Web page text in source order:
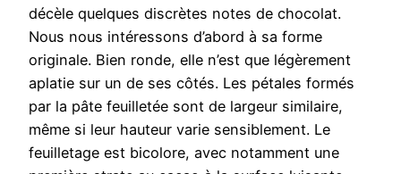
décèle quelques discrètes notes de chocolat.
Nous nous intéressons d’abord à sa forme
originale. Bien ronde, elle n’est que légèrement
aplatie sur un de ses côtés. Les pétales formés
par la pâte feuilletée sont de largeur similaire,
même si leur hauteur varie sensiblement. Le
feuilletage est bicolore, avec notamment une